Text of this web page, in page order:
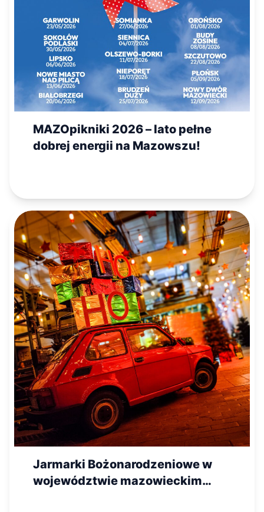
MAZOpikniki 2026 – lato pełne
dobrej energii na Mazowszu!
Jarmarki Bożonarodzeniowe w
województwie mazowieckim